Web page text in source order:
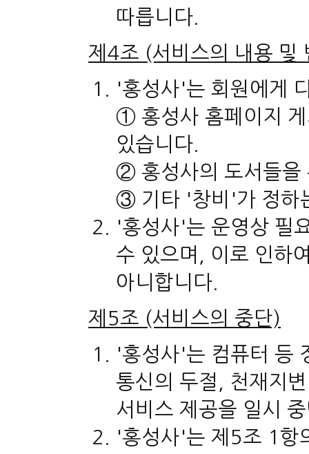
따릅니다.
제4조 (서비스의 내용 및
'홍성사'는 회원에게
① 홍성사 홈페이지 게
있습니다.
② 홍성사의 도서들을
③ 기타 '창비'가 정하
'홍성사'는 운영상 필
수 있으며, 이로 인하
아니합니다.
제5조 (서비스의 중단)
'홍성사'는 컴퓨터 등
통신의 두절, 천재지
서비스 제공을 일시
'홍성사'는 제5조 1항